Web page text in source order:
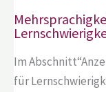
Im
für